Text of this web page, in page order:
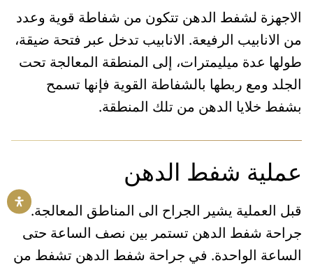
الاجهزة لشفط الدهن تتكون من شفاطة قوية وعدد
من الانابيب الرفيعة. الانابيب تدخل عبر فتحة ضيقة،
طولها عدة ميليمترات، إلى المنطقة المعالجة تحت
الجلد ومع ربطها بالشفاطة القوية فإنها تسمح
بشفط خلايا الدهن من تلك المنطقة.
عملية شفط الدهن
قبل العملية يشير الجراح الى المناطق المعالجة.
جراحة شفط الدهن تستمر بين نصف الساعة حتى
الساعة الواحدة. في جراحة شفط الدهن تشفط من